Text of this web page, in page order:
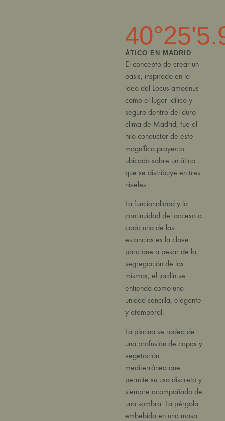
ÁTICO EN MADRID
El concepto de crear un
oasis, inspirado en la
idea del Locus amoenus
como el lugar idílico y
seguro dentro del duro
clima de Madrid, fue el
hilo conductor de este
magnífico proyecto
ubicado sobre un ático
que se distribuye en tres
niveles.
La funcionalidad y la
continuidad del acceso a
cada una de las
estancias es la clave
para que a pesar de la
segregación de las
mismas, el jardín se
entienda como una
unidad sencilla, elegante
y atemporal.
La piscina se rodea de
una profusión de copas y
vegetación
mediterránea que
permite su uso discreto y
siempre acompañado de
una sombra. La pérgola
embebida en una masa